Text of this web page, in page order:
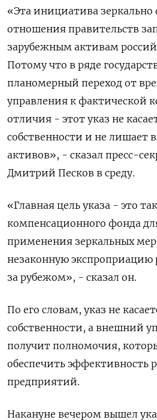
«Эта инициатива зеркально
отношения правительств
зарубежным активам
Потому что в ряде
планомерный переход от
управления к фактической
отличия - этот указ не
собственности и не лишает
активов», - сказал пресс-
Дмитрий Песков в среду.
«Главная цель указа - это
компенсационного фонда
применения зеркальных мер
незаконную экспроприацию
за рубежом», - сказал он.
По его словам, указ не
собственности, а внешний
получит полномочия,
обеспечить эффективность
предприятий.
Накануне вечером вышел